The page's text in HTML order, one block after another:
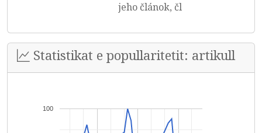
jeho článok, čl
Statistikat e popullaritetit: artikull
100